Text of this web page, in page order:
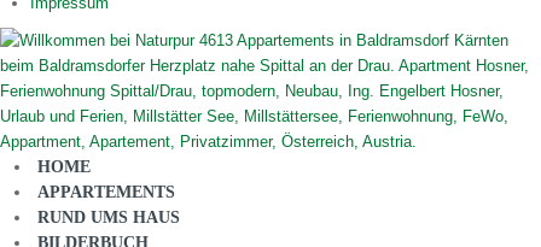
HOME
APPARTEMENTS
RUND UMS HAUS
BILDERBUCH